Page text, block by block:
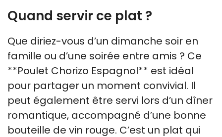
Quand servir ce plat ?
Que diriez-vous d’un dimanche soir en
famille ou d’une soirée entre amis ? Ce
**Poulet Chorizo Espagnol** est idéal
pour partager un moment convivial. Il
peut également être servi lors d’un dîner
romantique, accompagné d’une bonne
bouteille de vin rouge. C’est un plat qui